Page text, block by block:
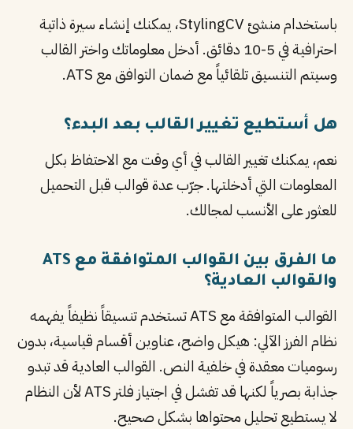
باستخدام منشئ StylingCV، يمكنك إنشاء سيرة ذاتية
احترافية في 5-10 دقائق. أدخل معلوماتك واختر القالب
وسيتم التنسيق تلقائياً مع ضمان التوافق مع ATS.
هل أستطيع تغيير القالب بعد البدء؟
نعم، يمكنك تغيير القالب في أي وقت مع الاحتفاظ بكل
المعلومات التي أدخلتها. جرّب عدة قوالب قبل التحميل
للعثور على الأنسب لمجالك.
ما الفرق بين القوالب المتوافقة مع ATS
والقوالب العادية؟
القوالب المتوافقة مع ATS تستخدم تنسيقاً نظيفاً يفهمه
نظام الفرز الآلي: هيكل واضح، عناوين أقسام قياسية، بدون
رسوميات معقدة في خلفية النص. القوالب العادية قد تبدو
جذابة بصرياً لكنها قد تفشل في اجتياز فلتر ATS لأن النظام
لا يستطيع تحليل محتواها بشكل صحيح.